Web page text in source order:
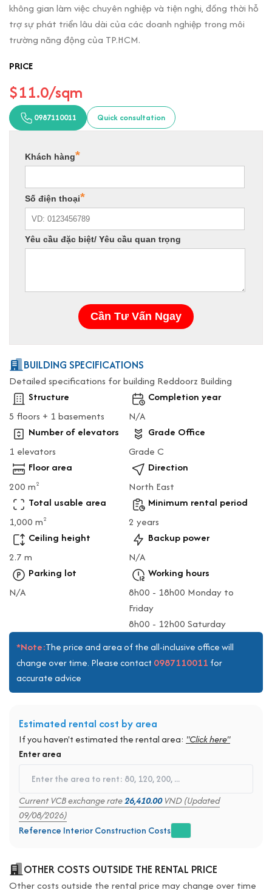
không gian làm việc chuyên nghiệp và tiện nghi, đồng thời hỗ
trợ sự phát triển lâu dài của các doanh nghiệp trong môi
trường năng động của TP.HCM.
PRICE
$11.0/sqm
0987110011 Quick consultation
BUILDING SPECIFICATIONS
Detailed specifications for building Reddoorz Building
Structure
5 floors + 1 basements
Completion year
N/A
Number of elevators
1 elevators
Grade Office
Grade C
Floor area
200 m2
Direction
North East
Total usable area
1,000 m2
Minimum rental period
2 years
Ceiling height
2.7 m
Backup power
N/A
Parking lot
N/A
Working hours
8h00 - 18h00 Monday to
Friday
8h00 - 12h00 Saturday
*Note:The price and area of the all-inclusive office will
change over time. Please contact 0987110011 for
accurate advice
Estimated rental cost by area
If you haven't estimated the rental area: "Click here"
Enter area
Current VCB exchange rate26,410.00VND (Updated
09/08/2026)
Reference Interior Construction Costs
OTHER COSTS OUTSIDE THE RENTAL PRICE
Other costs outside the rental price may change over time